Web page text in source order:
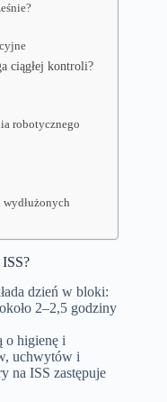
ciągłej kontroli?
robotycznego
dzień w bloki:
2–2,5 godziny
o higienę i
uchwytów i
na ISS zastępuje